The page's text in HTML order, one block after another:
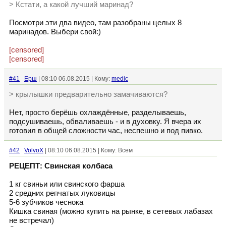
> Кстати, а какой лучший маринад?
Посмотри эти два видео, там разобраны целых 8
маринадов. Выбери свой:)
[censored]
[censored]
#41 Ерш | 08:10 06.08.2015 | Кому: medic
> крылышки предварительно замачиваются?
Нет, просто берёшь охлаждённые, разделываешь,
подсушиваешь, обваливаешь - и в духовку. Я вчера их
готовил в общей сложности час, неспешно и под пивко.
#42 VolvoX | 08:10 06.08.2015 | Кому: Всем
РЕЦЕПТ: Свинская колбаса
1 кг свиньи или свинского фарша
2 средних репчатых луковицы
5-6 зубчиков чеснока
Кишка свиная (можно купить на рынке, в сетевых лабазах
не встречал)